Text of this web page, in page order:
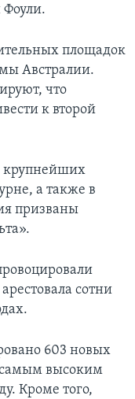
площадок
Австралии.
что
к второй
крупнейших
а также в
призваны
сотни
603 новых
самым высоким
Кроме того,